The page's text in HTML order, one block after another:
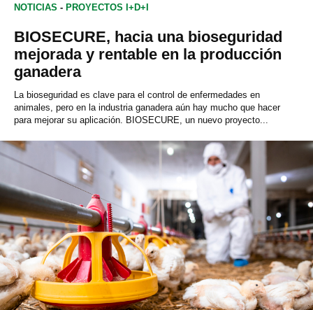
NOTICIAS - PROYECTOS I+D+I
BIOSECURE, hacia una bioseguridad
mejorada y rentable en la producción
ganadera
La bioseguridad es clave para el control de enfermedades en
animales, pero en la industria ganadera aún hay mucho que hacer
para mejorar su aplicación. BIOSECURE, un nuevo proyecto...